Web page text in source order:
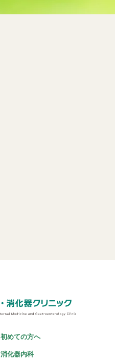
初めての方へ
消化器内科